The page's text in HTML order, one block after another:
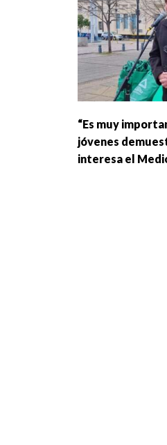
“Es muy
jóvenes
interesa el